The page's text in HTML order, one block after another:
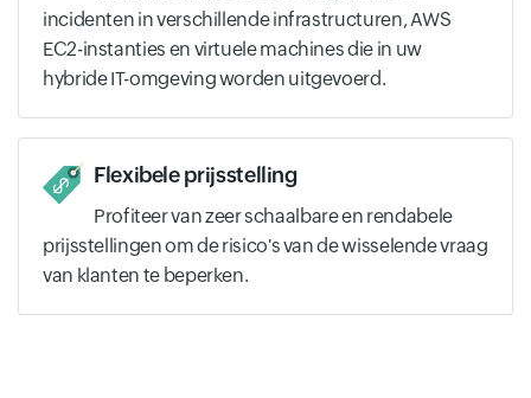
incidenten in verschillende infrastructuren, AWS
EC2-instanties en virtuele machines die in uw
hybride IT-omgeving worden uitgevoerd.
Flexibele prijsstelling
Profiteer van zeer schaalbare en rendabele
prijsstellingen om de risico's van de wisselende vraag
van klanten te beperken.